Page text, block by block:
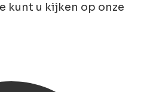
kunt u kijken op onze